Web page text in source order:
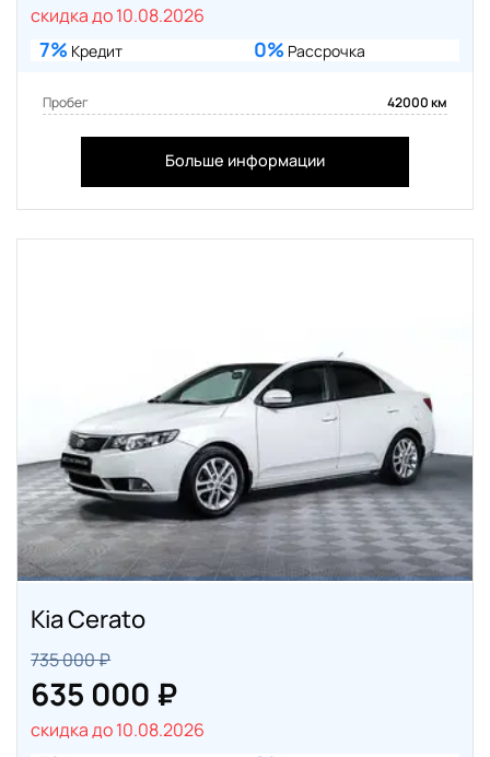
скидка до 10.08.2026
7% Кредит 0% Рассрочка
Пробег 42000 км
Больше информации
Kia Cerato
735 000 ₽
635 000 ₽
скидка до 10.08.2026